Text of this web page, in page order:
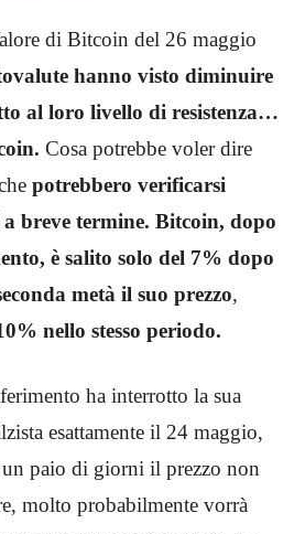
di Bitcoin del 26 maggio
hanno visto diminuire
al loro livello di resistenza…
Cosa potrebbe voler dire
potrebbero verificarsi
breve termine. Bitcoin, dopo
è salito solo del 7% dopo
metà il suo prezzo,
nello stesso periodo.
ha interrotto la sua
esattamente il 24 maggio,
un paio di giorni il prezzo non
molto probabilmente vorrà